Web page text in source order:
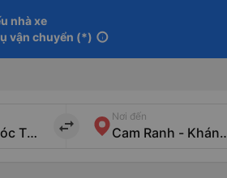
nhà xe
vận chuyển (*) info
import_export
Nơi đến